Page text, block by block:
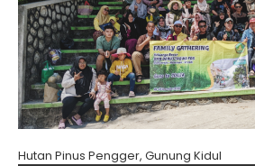
Hutan Pinus Pengger, Gunung Kidul